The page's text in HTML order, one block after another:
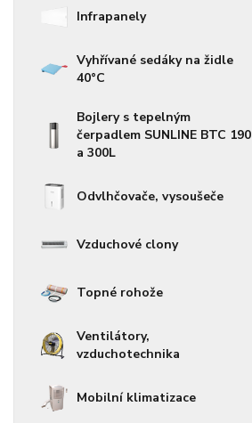
Infrapanely
Vyhřívané sedáky na židle
40°C
Bojlery s tepelným
čerpadlem SUNLINE BTC 190
a 300L
Odvlhčovače, vysoušeče
Vzduchové clony
Topné rohože
Ventilátory,
vzduchotechnika
Mobilní klimatizace